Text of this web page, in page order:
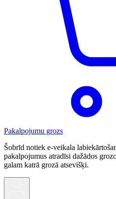
Pakalpojumu grozs
Šobrīd notiek e-veikala
pakalpojumus atradīsi dažādos
galam katrā grozā atsevišķi.